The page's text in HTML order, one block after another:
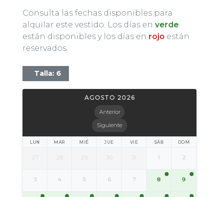
Consulta las fechas disponibles para
alquilar este vestido. Los días en verde
están disponibles y los días en rojo están
reservados.
Talla: 6
Anterior
AGOSTO 2026
Siguiente
LUN MAR MIÉ JUE VIE SÁB DOM
27 28 29 30 31 1 2
3 4 5 6 7 8 9